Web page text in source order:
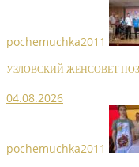
pochemuchka2011
УЗЛОВСКИЙ ЖЕНСОВЕТ
04.08.2026
pochemuchka2011